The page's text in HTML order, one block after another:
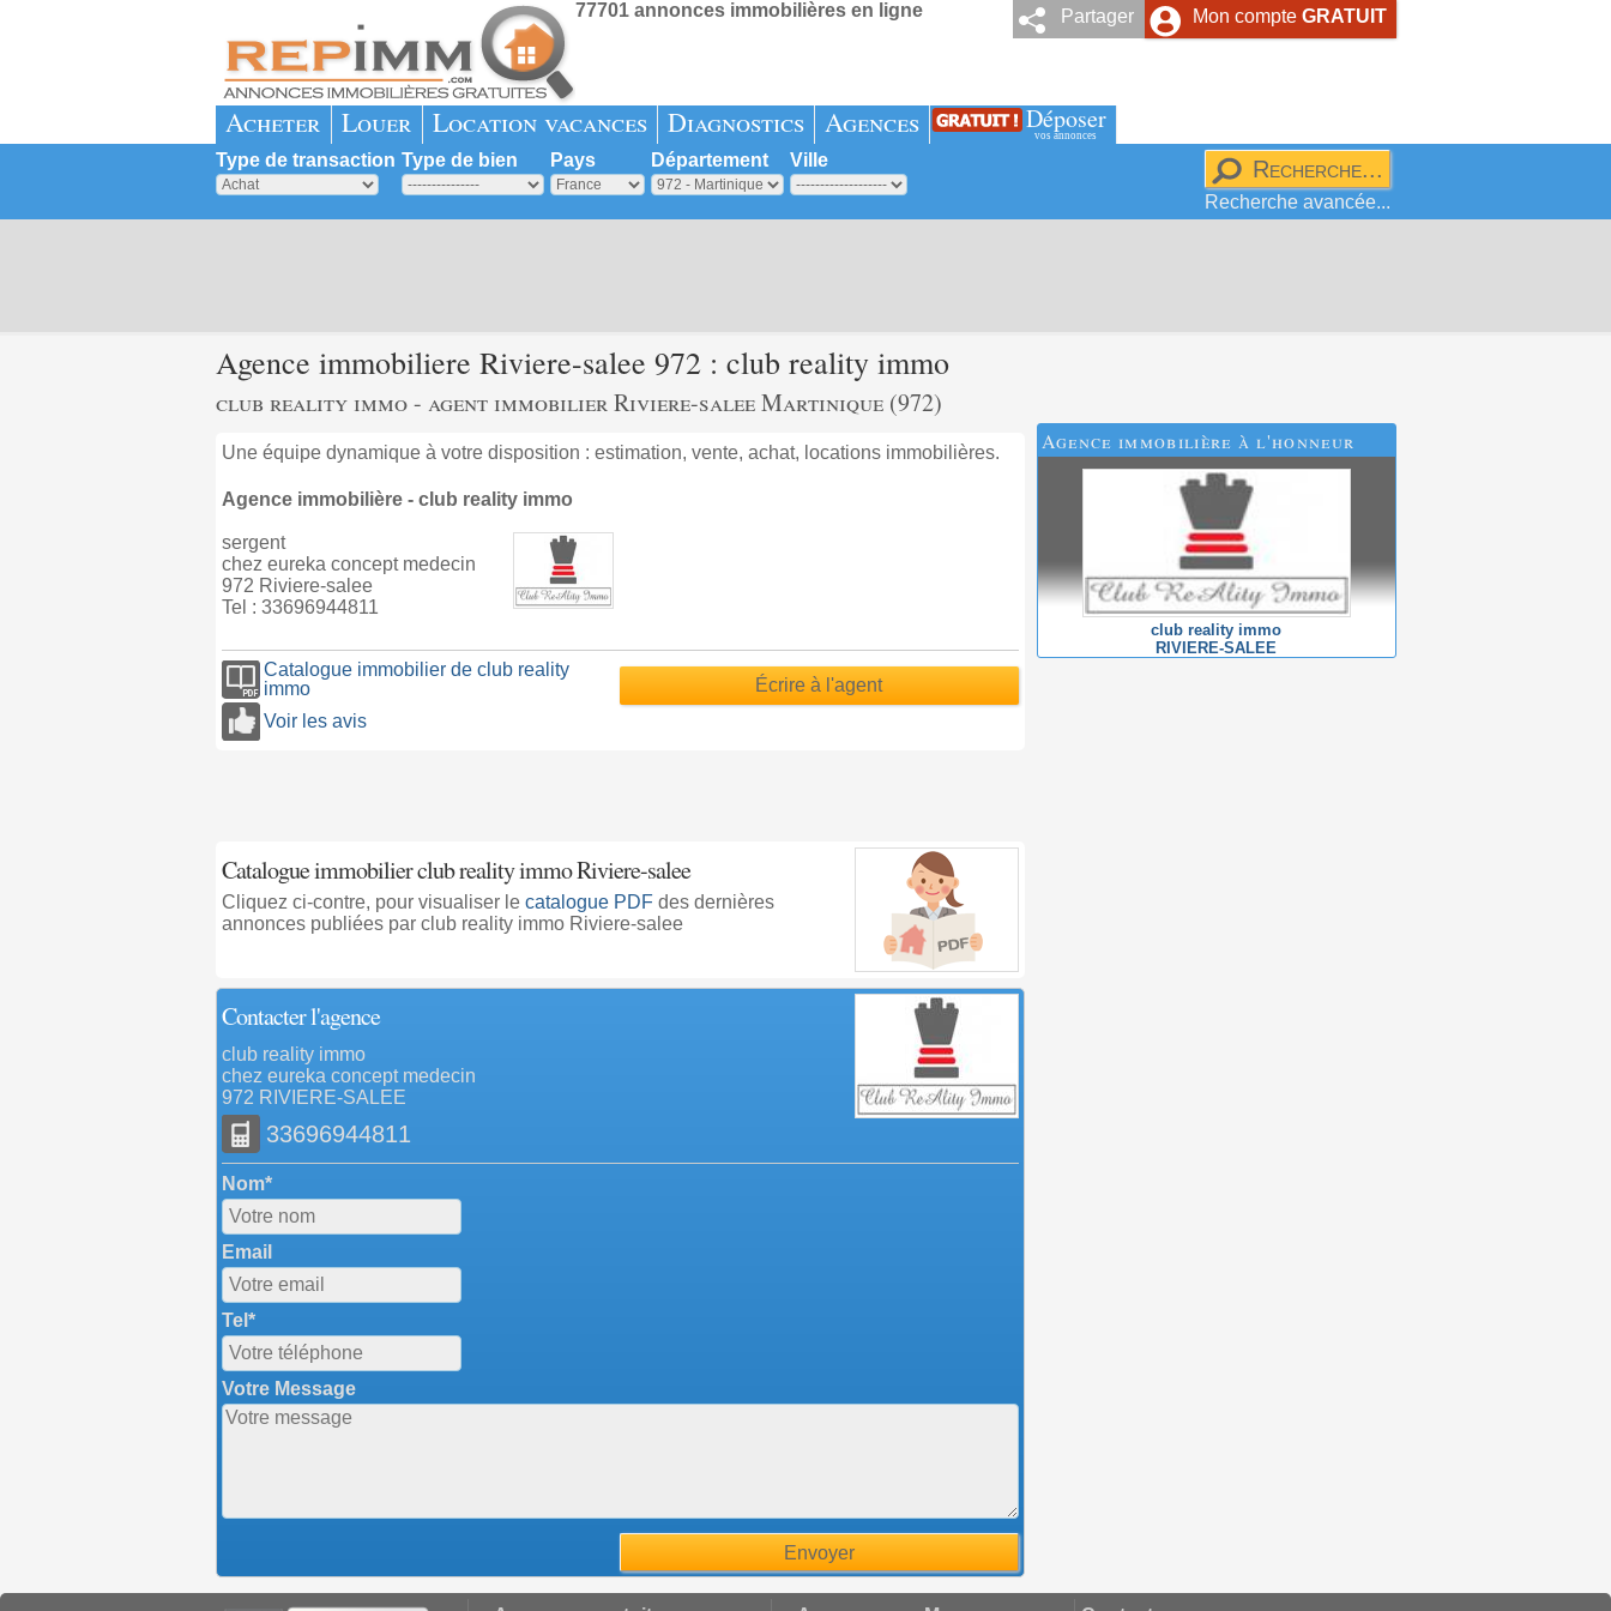
Mon compte GRATUIT
Partager
77701 annonces immobilières en ligne
Acheter Louer Location vacances Diagnostics Agences Déposer
vos annonces
Type de transaction Type de bien Pays Département Ville
Recherche avancée...
Agence immobiliere Riviere-salee 972 : club reality immo
club reality immo - agent immobilier Riviere-salee Martinique (972)
Une équipe dynamique à votre disposition : estimation, vente, achat, locations immobilières.
Agence immobilière - club reality immo
sergent
chez eureka concept medecin
972 Riviere-salee
Tel : 33696944811
Catalogue immobilier de club reality
immo
Voir les avis
Écrire à l'agent
Catalogue immobilier club reality immo Riviere-salee
Cliquez ci-contre, pour visualiser le catalogue PDFdes dernières
annonces publiées par club reality immo Riviere-salee
Contacter l'agence
club reality immo
chez eureka concept medecin
972 RIVIERE-SALEE
33696944811
Nom*
Email
Tel*
Votre Message
Agence immobilière à l'honneur
club reality immo
RIVIERE-SALEE